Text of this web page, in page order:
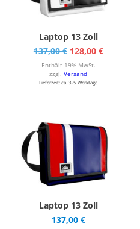
Laptop 13 Zoll
137,00€ Ursprünglicher
Preis
war:
137,00 €
128,00 €
Enthält 19% MwSt.
zzgl.Versand
Lieferzeit: ca. 3-5 Werktage
Laptop 13 Zoll
137,00 €